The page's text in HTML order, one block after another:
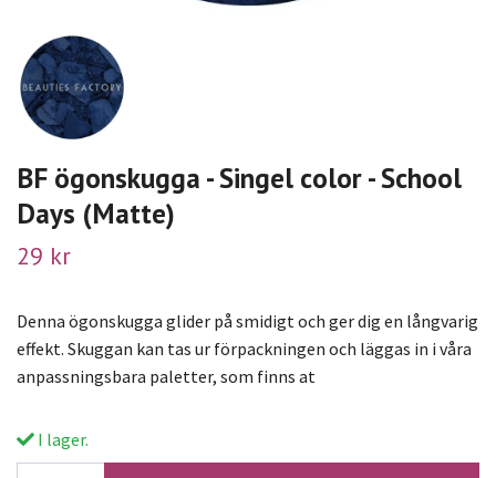
BF ögonskugga - Singel color - School
Days (Matte)
29 kr
Denna ögonskugga glider på smidigt och ger dig en långvarig
effekt. Skuggan kan tas ur förpackningen och läggas in i våra
anpassningsbara paletter, som finns at
I lager.